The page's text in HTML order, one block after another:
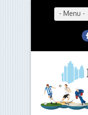
- Menu -